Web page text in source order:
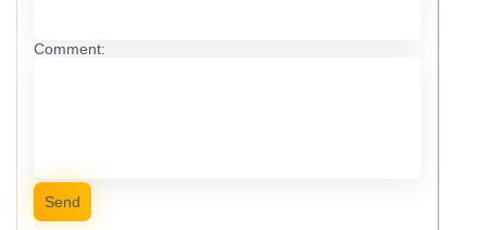
Comment:
Send